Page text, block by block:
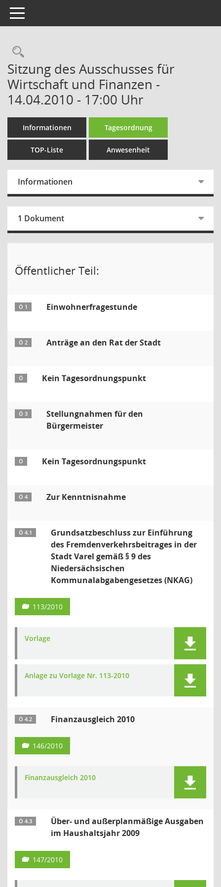
Toggle navigation
Rechercheauswahl
Sitzung des Ausschusses für
Wirtschaft und Finanzen -
14.04.2010 - 17:00 Uhr
Informationen Tagesordnung
TOP-Liste Anwesenheit
Informationen
1 Dokument
Öffentlicher Teil:
Ö 1 Einwohnerfragestunde
Ö 2 Anträge an den Rat der Stadt
Ö Kein Tagesordnungspunkt
Ö 3
Stellungnahmen für den
Bürgermeister
Ö Kein Tagesordnungspunkt
Ö 4 Zur Kenntnisnahme
Ö 4.1
Grundsatzbeschluss zur Einführung
des Fremdenverkehrsbeitrages in der
Stadt Varel gemäß § 9 des
Niedersächsischen
Kommunalabgabengesetzes (NKAG)
113/2010
Vorlage
Anlage zu Vorlage Nr. 113-2010
Ö 4.2 Finanzausgleich 2010
146/2010
Finanzausgleich 2010
Ö 4.3
Über- und außerplanmäßige Ausgaben
im Haushaltsjahr 2009
147/2010